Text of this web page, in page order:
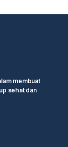
membuat
sehat dan